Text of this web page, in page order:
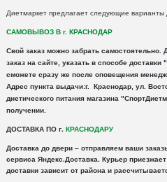
Диетмаркет предлагает следующие варианты
САМОВЫВОЗ В г. КРАСНОДАР
Свой заказ можно забрать
заказ на сайте, указать в способе
сможете сразу же после оповещения
Адрес пункта выдачи:г. Краснодар, ул.
диетического питания магазина
получении.
ДОСТАВКА ПО г. КРАСНОДАРУ
Доставкадо двери – отправляем ваши
сервиса Яндекс.Доставка. Курьер
доставки зависит от района и